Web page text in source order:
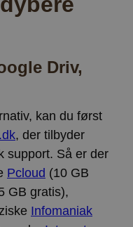
Driv,
kan du først
, der tilbyder
support. Så er der
Pcloud (10 GB
GB gratis),
Infomaniak
Sessionslagring
Lokal lagring
Lokal lagring
Sessionslagring
Lokal lagring
Lokal lagring
Lokal lagring
Lokal lagring